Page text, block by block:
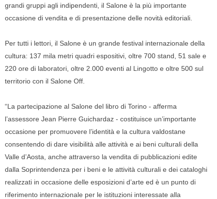
grandi gruppi agli indipendenti, il Salone è la più importante
occasione di vendita e di presentazione delle novità editoriali.
Per tutti i lettori, il Salone è un grande festival internazionale della
cultura: 137 mila metri quadri espositivi, oltre 700 stand, 51 sale e
220 ore di laboratori, oltre 2.000 eventi al Lingotto e oltre 500 sul
territorio con il Salone Off.
“La partecipazione al Salone del libro di Torino - afferma
l’assessore Jean Pierre Guichardaz - costituisce un’importante
occasione per promuovere l’identità e la cultura valdostane
consentendo di dare visibilità alle attività e ai beni culturali della
Valle d’Aosta, anche attraverso la vendita di pubblicazioni edite
dalla Soprintendenza per i beni e le attività culturali e dei cataloghi
realizzati in occasione delle esposizioni d’arte ed è un punto di
riferimento internazionale per le istituzioni interessate alla